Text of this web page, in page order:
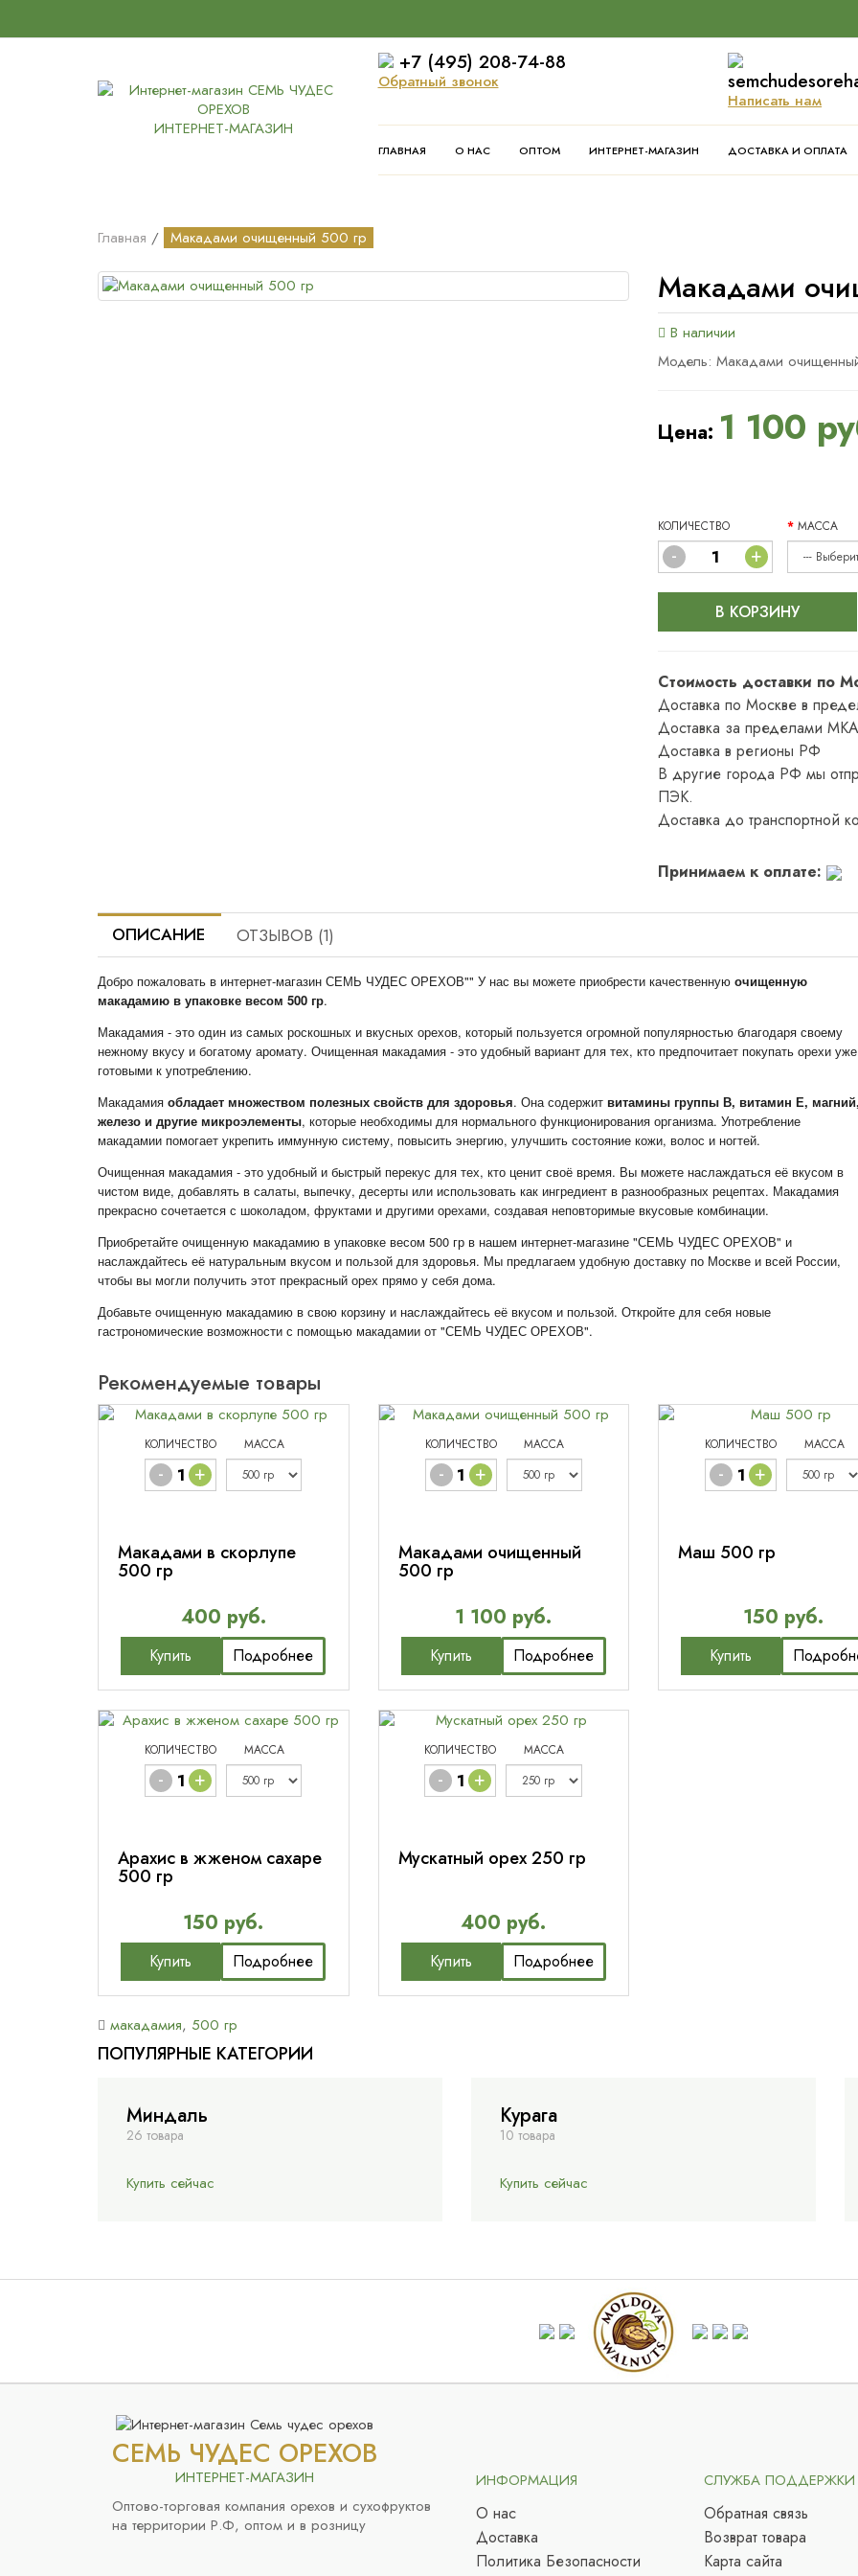
ИНТЕРНЕТ-МАГАЗИН
+7 (495) 208-74-88
Обратный звонок
Написать нам
ГЛАВНАЯ О НАС ОПТОМ ИНТЕРНЕТ-МАГАЗИН ДОСТАВКА И ОПЛАТА
Главная Макадами очищенный 500 гр
Макадами
В наличии
Модель: Макадами
Цена: 1 100
КОЛИЧЕСТВО
- +
МАССА
В КОРЗИНУ
Стоимость доставки по
Доставка по Москве в
Доставка за пределами
Доставка в регионы РФ
В другие города РФ мы
ПЭК.
Доставка до транспортной
Принимаем к оплате:
ОПИСАНИЕ ОТЗЫВОВ (1)
Добро пожаловать в интернет-магазин СЕМЬ ЧУДЕС ОРЕХОВ"" У нас вы можете приобрести качественную очищенную
макадамию в упаковке весом 500 гр.
Макадамия - это один из самых роскошных и вкусных орехов, который пользуется огромной популярностью благодаря своему
нежному вкусу и богатому аромату. Очищенная макадамия - это удобный вариант для тех, кто предпочитает покупать орехи уже
готовыми к употреблению.
Макадамия обладает множеством полезных свойств для здоровья. Она содержит витамины группы В, витамин Е,
железо и другие микроэлементы, которые необходимы для нормального функционирования организма. Употребление
макадамии помогает укрепить иммунную систему, повысить энергию, улучшить состояние кожи, волос и ногтей.
Очищенная макадамия - это удобный и быстрый перекус для тех, кто ценит своё время. Вы можете наслаждаться её вкусом в
чистом виде, добавлять в салаты, выпечку, десерты или использовать как ингредиент в разнообразных рецептах. Макадамия
прекрасно сочетается с шоколадом, фруктами и другими орехами, создавая неповторимые вкусовые комбинации.
Приобретайте очищенную макадамию в упаковке весом 500 гр в нашем интернет-магазине "СЕМЬ ЧУДЕС ОРЕХОВ" и
наслаждайтесь её натуральным вкусом и пользой для здоровья. Мы предлагаем удобную доставку по Москве и всей России,
чтобы вы могли получить этот прекрасный орех прямо у себя дома.
Добавьте очищенную макадамию в свою корзину и наслаждайтесь её вкусом и пользой. Откройте для себя новые
гастрономические возможности с помощью макадамии от "СЕМЬ ЧУДЕС ОРЕХОВ".
Рекомендуемые товары
КОЛИЧЕСТВО
- +
МАССА
Макадами в скорлупе
500 гр
400 руб.
Купить Подробнее
КОЛИЧЕСТВО
- +
МАССА
Макадами очищенный
500 гр
1 100 руб.
Купить Подробнее
КОЛИЧЕСТВО
- +
МАССА
Маш 500 гр
150 руб.
Купить
КОЛИЧЕСТВО
- +
МАССА
Арахис в жженом сахаре
500 гр
150 руб.
Купить Подробнее
КОЛИЧЕСТВО
- +
МАССА
Мускатный орех 250 гр
400 руб.
Купить Подробнее
макадамия, 500 гр
ПОПУЛЯРНЫЕ КАТЕГОРИИ
Миндаль
26 товара
Купить сейчас
Курага
10 товара
Купить сейчас
СЕМЬ ЧУДЕС ОРЕХОВ
ИНТЕРНЕТ-МАГАЗИН
Оптово-торговая компания орехов и сухофруктов
на территории Р.Ф, оптом и в розницу
ИНФОРМАЦИЯ
О нас
Доставка
Политика Безопасности
СЛУЖБА ПОДДЕРЖКИ
Обратная связь
Возврат товара
Карта сайта